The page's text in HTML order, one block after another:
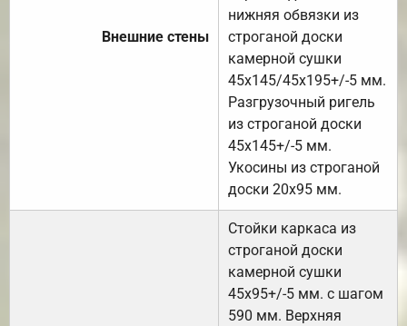
Внешние стены
нижняя обвязки из
строганой доски
камерной сушки
45х145/45х195+/-5 мм.
Разгрузочный ригель
из строганой доски
45х145+/-5 мм.
Укосины из строганой
доски 20х95 мм.
Стойки каркаса из
строганой доски
камерной сушки
45х95+/-5 мм. с шагом
590 мм. Верхняя